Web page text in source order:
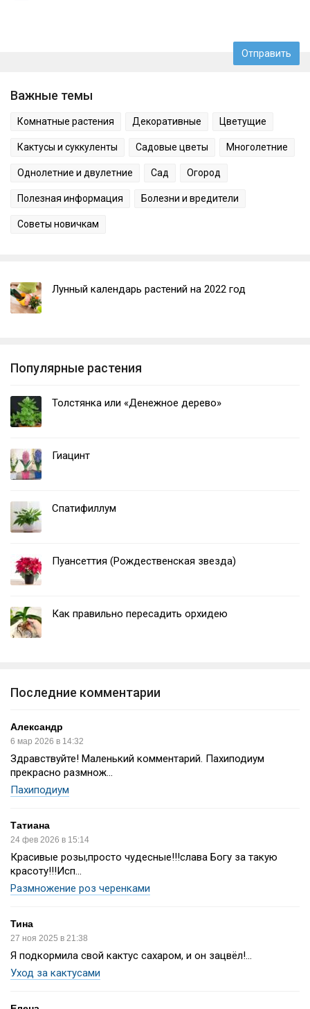
Важные темы
Комнатные растения Декоративные Цветущие
Кактусы и суккуленты Садовые цветы Многолетние
Однолетние и двулетние Сад Огород
Полезная информация Болезни и вредители
Советы новичкам
Лунный календарь растений на 2022 год
Популярные растения
Толстянка или «Денежное дерево»
Гиацинт
Спатифиллум
Пуансеттия (Рождественская звезда)
Как правильно пересадить орхидею
Последние комментарии
Александр
6 мар 2026 в 14:32
Здравствуйте! Маленький комментарий. Пахиподиум
прекрасно размнож...
Пахиподиум
Татиана
24 фев 2026 в 15:14
Красивые розы,просто чудесные!!!слава Богу за такую
красоту!!!Исп...
Размножение роз черенками
Тина
27 ноя 2025 в 21:38
Я подкормила свой кактус сахаром, и он зацвёл!...
Уход за кактусами